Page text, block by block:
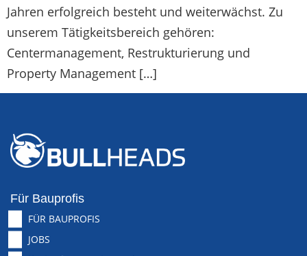
Jahren erfolgreich besteht und weiterwächst. Zu
unserem Tätigkeitsbereich gehören:
Centermanagement, Restrukturierung und
Property Management […]
Für Bauprofis
FÜR BAUPROFIS
JOBS